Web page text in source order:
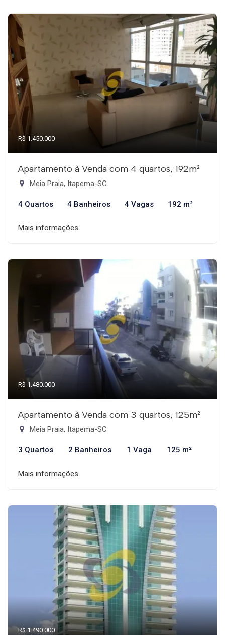
R$ 1.450.000
Apartamento à Venda com 4 quartos, 192m²
Meia Praia, Itapema-SC
4 Quartos 4 Banheiros 4 Vagas 192 m²
Mais informações
R$ 1.480.000
Apartamento à Venda com 3 quartos, 125m²
Meia Praia, Itapema-SC
3 Quartos 2 Banheiros 1 Vaga 125 m²
Mais informações
R$ 1.490.000